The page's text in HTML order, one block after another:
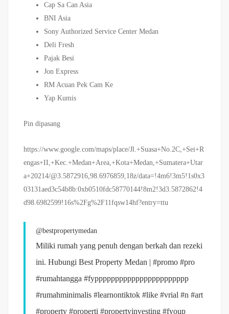
Cap Sa Can Asia
BNI Asia
Sony Authorized Service Center Medan
Deli Fresh
Pajak Besi
Jon Express
RM Acuan Pek Cam Ke
Yap Kumis
Pin dipasang
https://www.google.com/maps/place/Jl.+Suasa+No.2C,+Sei+R
engas+II,+Kec.+Medan+Area,+Kota+Medan,+Sumatera+Utar
a+20214/@3.5872916,98.6976859,18z/data=!4m6!3m5!1s0x3
03131aed3c54b8b:0xb0510fdc58770144!8m2!3d3.5872862!4
d98.6982599!16s%2Fg%2F11fqsw14hf?entry=ttu
@bestpropertymedan
Miliki rumah yang penuh dengan berkah dan rezeki
ini. Hubungi Best Property Medan | #promo #pro
#rumahtangga #fyppppppppppppppppppppppp
#rumahminimalis #learnontiktok #like #vrial #n #art
#property #properti #propertyinvesting #fyoup